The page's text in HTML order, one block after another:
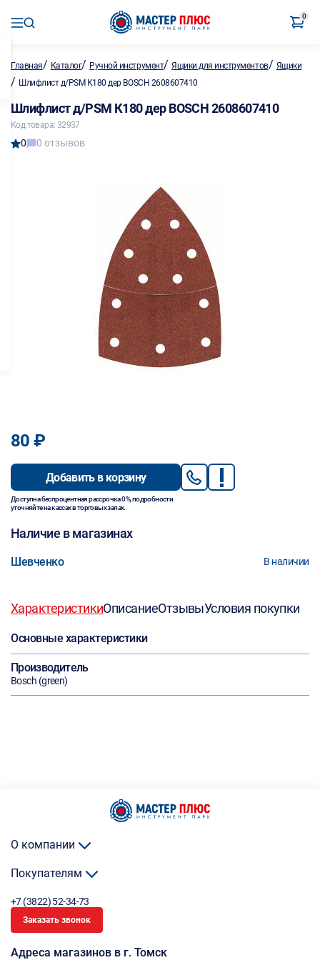
0
Главная/ Каталог/ Ручной инструмент/Ящики для инструментов/ Ящики
/ Шлифлист д/PSM К180 дер BOSCH 2608607410
Шлифлист д/PSM К180 дер BOSCH 2608607410
Код товара: 32937
0 0 отзывов
80 ₽
Добавить в корзину
Доступна беспроцентная рассрочка 0%, подробности
уточняйте на кассах в торговых залах.
Наличие в магазинах
Шевченко В наличии
ХарактеристикиОписаниеОтзывыУсловия покупки
Основные характеристики
Производитель
Bosch (green)
О компании
Покупателям
+7 (3822) 52-34-73
Заказать звонок
Адреса магазинов в г. Томск